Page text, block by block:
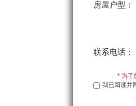
房屋户型：
联系电话：
* 为了
我已阅读并